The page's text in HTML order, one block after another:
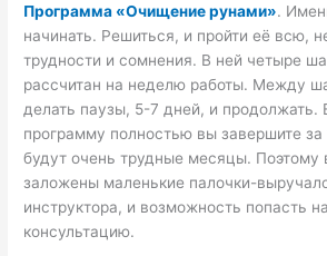
Программа «Очищение рунами».
начинать. Решиться, и пройти её всю,
трудности и сомнения. В ней четыре
рассчитан на неделю работы. Между
делать паузы, 5-7 дней, и продолжать.
программу полностью вы завершите
будут очень трудные месяцы. Поэтому
заложены маленькие палочки-
инструктора, и возможность попасть
консультацию.